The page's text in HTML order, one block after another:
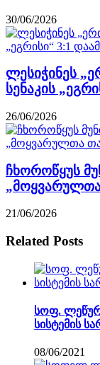
30/06/2026
ლესიჭინეს
სენაკის
26/06/2026
ჩხოროწყუს
„მოყვარულთა
21/06/2026
Related Posts
სოფ.
სისტემის
08/06/2021